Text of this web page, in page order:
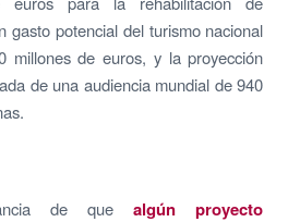
gasto potencial del turismo nacional
millones de euros, y la proyección
de una audiencia mundial de 940
de quealgún proyecto